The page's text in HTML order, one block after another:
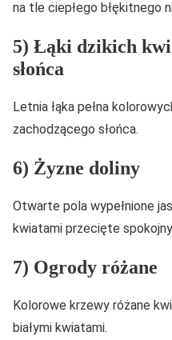
na tle ciepłego błękitnego
5) Łąki dzikich
słońca
Letnia łąka pełna
zachodzącego słońca.
6) Żyzne doliny
Otwarte pola wypełnione
kwiatami przecięte
7) Ogrody różane
Kolorowe krzewy różane
białymi kwiatami.